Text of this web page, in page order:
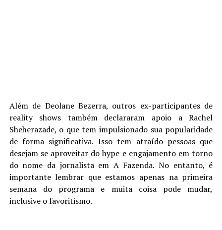
Além de Deolane Bezerra, outros ex-participantes de
reality shows também declararam apoio a Rachel
Sheherazade, o que tem impulsionado sua popularidade
de forma significativa. Isso tem atraído pessoas que
desejam se aproveitar do hype e engajamento em torno
do nome da jornalista em A Fazenda. No entanto, é
importante lembrar que estamos apenas na primeira
semana do programa e muita coisa pode mudar,
inclusive o favoritismo.